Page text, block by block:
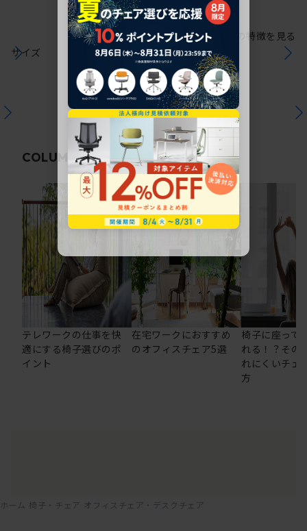
サイズ
シリーズの特徴を見る
COLUMN関連コラム
テレワークの仕事を快
適にする椅子選びのポ
イント
在宅ワークにおすすめ
のオフィスチェア5選
椅子に座って
れる！？その
れにくいチェ
方
ホーム 椅子・チェア オフィスチェア・デスクチェア